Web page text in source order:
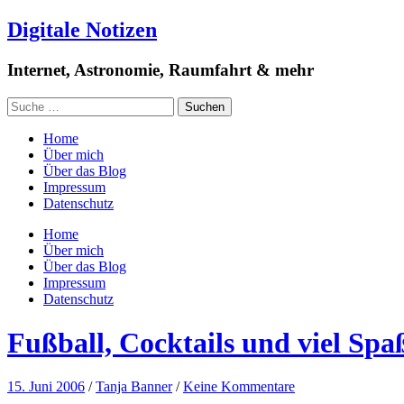
Digitale Notizen
Internet, Astronomie, Raumfahrt & mehr
Home
Über mich
Über das Blog
Impressum
Datenschutz
Home
Über mich
Über das Blog
Impressum
Datenschutz
Fußball, Cocktails und viel
15. Juni 2006 /Tanja Banner /Keine Kommentare